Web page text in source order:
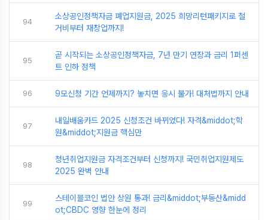
94
소상공인정책자금 폐업지원금, 2025 희망리턴패키지로 철
거비부터 재창업까지!
95
곧 시작되는 소상공인정책자금, 7년 만기 연장과 금리 1퍼센
트 인하 정책
96 9모신청 기간 언제까지? 놓치면 응시 불가! 대처법까지 안내
97
내일배움카드 2025 신청조건 바뀌었다! 자격&middot;학
원&middot;지원금 핵심만
98
청년취업지원금 자격조건부터 신청까지! 국민취업지원제도
2025 완벽 안내
99
스테이블코인 법안 상원 통과! 금리&middot;부동산&midd
ot;CBDC 영향 한눈에 정리